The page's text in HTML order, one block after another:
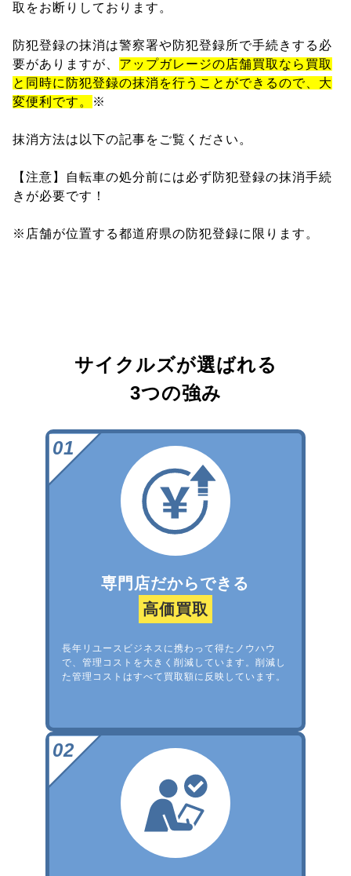
取をお断りしております。
防犯登録の抹消は警察署や防犯登録所で手続きする必
要がありますが、 アップガレージの店舗買取なら買取
と同時に防犯登録の抹消を行うことができるので、大
変便利です。
※
抹消方法は以下の記事をご覧ください。
【注意】自転車の処分前には必ず防犯登録の抹消手続
きが必要です！
※店舗が位置する都道府県の防犯登録に限ります。
サイクルズが選ばれる
3つの強み
専門店だからできる
高価買取
長年リユースビジネスに携わって得たノウハウ
で、管理コストを大きく削減しています。削減し
た管理コストはすべて買取額に反映しています。